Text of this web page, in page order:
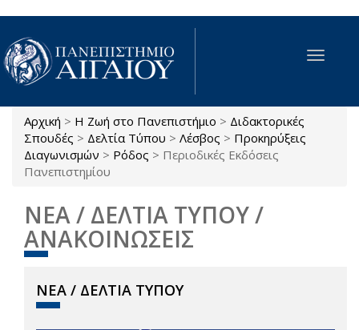
Παράκαμψη προς το κυρίως περιεχόμενο
Toggle
Είστε εδώ
Αρχική > Η Ζωή στο Πανεπιστήμιο > Διδακτορικές
Σπουδές > Δελτία Τύπου > Λέσβος > Προκηρύξεις
Διαγωνισμών > Ρόδος > Περιοδικές Εκδόσεις
Πανεπιστημίου
ΝΕΑ / ΔΕΛΤΙΑ ΤΥΠΟΥ /
ΑΝΑΚΟΙΝΩΣΕΙΣ
ΝΕΑ / ΔΕΛΤΙΑ ΤΥΠΟΥ